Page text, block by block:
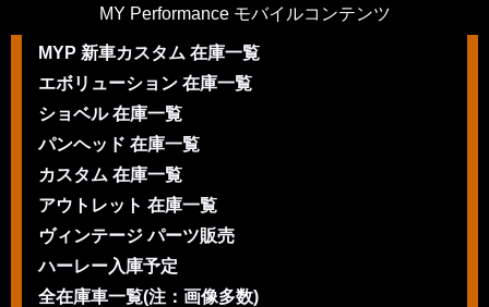
MY Performance モバイルコンテンツ
MYP 新車カスタム 在庫一覧
エボリューション 在庫一覧
ショベル 在庫一覧
パンヘッド 在庫一覧
カスタム 在庫一覧
アウトレット 在庫一覧
ヴィンテージ パーツ販売
ハーレー入庫予定
全在庫車一覧(注：画像多数)